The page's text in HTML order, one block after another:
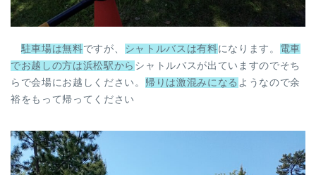
駐車場は無料ですが、 シャトルバスは有料になります。 電車
でお越しの方は浜松駅から シャトルバスが出ていますのでそち
らで会場にお越しください。 帰りは激混みになる ようなので余
裕をもって帰ってください